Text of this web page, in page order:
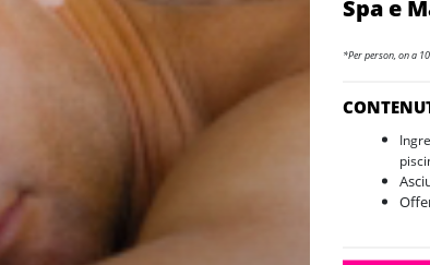
Spa e
*Per person, on a